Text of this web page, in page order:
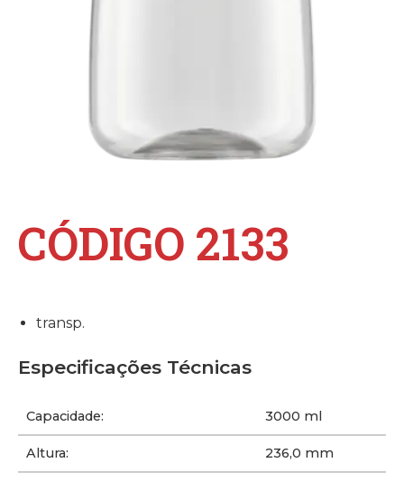
CÓDIGO 2133
transp.
Especificações Técnicas
Capacidade: 3000 ml
Altura: 236,0 mm